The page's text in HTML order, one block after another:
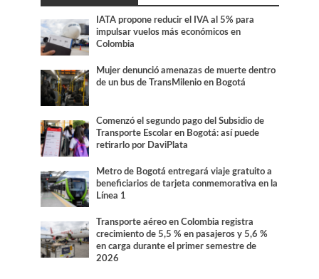
IATA propone reducir el IVA al 5% para
impulsar vuelos más económicos en
Colombia
Mujer denunció amenazas de muerte dentro
de un bus de TransMilenio en Bogotá
Comenzó el segundo pago del Subsidio de
Transporte Escolar en Bogotá: así puede
retirarlo por DaviPlata
Metro de Bogotá entregará viaje gratuito a
beneficiarios de tarjeta conmemorativa en la
Línea 1
Transporte aéreo en Colombia registra
crecimiento de 5,5 % en pasajeros y 5,6 %
en carga durante el primer semestre de
2026